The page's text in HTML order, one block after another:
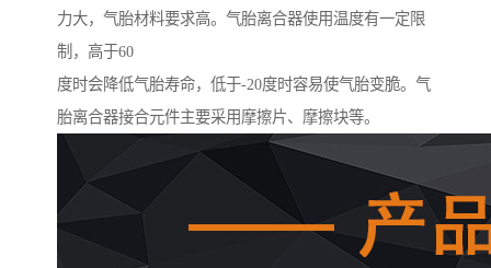
力大，气胎材料要求高。气胎离合器使用温度有一定限
制，高于60
度时会降低气胎寿命，低于-20度时容易使气胎变脆。气
胎离合器接合元件主要采用摩擦片、摩擦块等。